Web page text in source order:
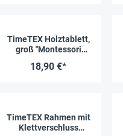
TimeTEX Holztablett,
groß "Montessori
18,90 €*
TimeTEX Rahmen mit
Klettverschluss